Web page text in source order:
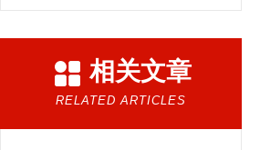
相关文章
RELATED ARTICLES